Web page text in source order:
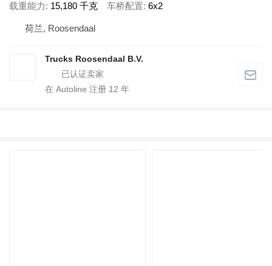
载重能力
15,180 千克 车桥配置 6x2
荷兰, Roosendaal
Trucks Roosendaal B.V.
在 Autoline 注册 12 年